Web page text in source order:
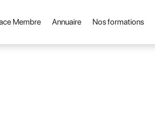
Membre Annuaire Nos formations